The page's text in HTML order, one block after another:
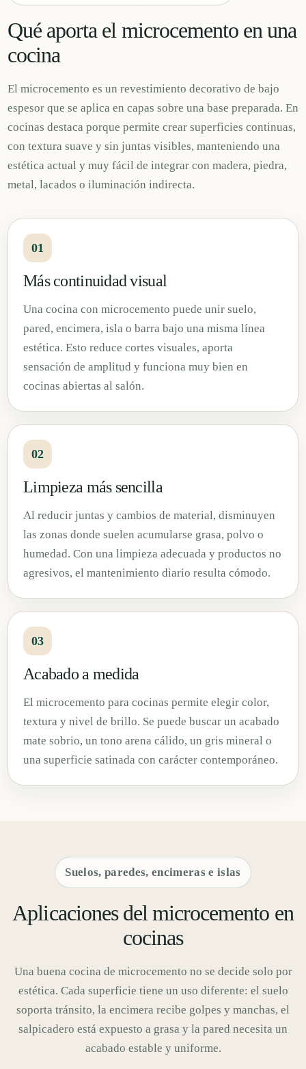
Qué aporta el microcemento en una
cocina
El microcemento es un revestimiento decorativo de bajo
espesor que se aplica en capas sobre una base preparada. En
cocinas destaca porque permite crear superficies continuas,
con textura suave y sin juntas visibles, manteniendo una
estética actual y muy fácil de integrar con madera, piedra,
metal, lacados o iluminación indirecta.
01
Más continuidad visual
Una cocina con microcemento puede unir suelo,
pared, encimera, isla o barra bajo una misma línea
estética. Esto reduce cortes visuales, aporta
sensación de amplitud y funciona muy bien en
cocinas abiertas al salón.
02
Limpieza más sencilla
Al reducir juntas y cambios de material, disminuyen
las zonas donde suelen acumularse grasa, polvo o
humedad. Con una limpieza adecuada y productos no
agresivos, el mantenimiento diario resulta cómodo.
03
Acabado a medida
El microcemento para cocinas permite elegir color,
textura y nivel de brillo. Se puede buscar un acabado
mate sobrio, un tono arena cálido, un gris mineral o
una superficie satinada con carácter contemporáneo.
Suelos, paredes, encimeras e islas
Aplicaciones del microcemento en
cocinas
Una buena cocina de microcemento no se decide solo por
estética. Cada superficie tiene un uso diferente: el suelo
soporta tránsito, la encimera recibe golpes y manchas, el
salpicadero está expuesto a grasa y la pared necesita un
acabado estable y uniforme.